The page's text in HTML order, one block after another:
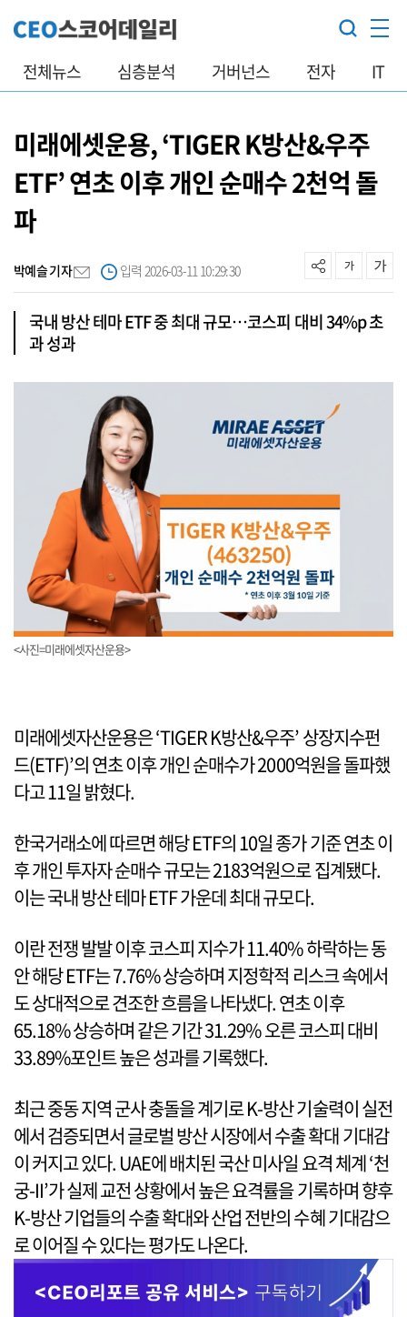
전체뉴스 심층분석 거버넌스 전자 IT
미래에셋운용, ‘TIGER K방산&우주
ETF’ 연초 이후 개인 순매수 2천억 돌
파
박예슬 기자 입력 2026-03-11 10:29:30
국내 방산 테마 ETF 중 최대 규모…코스피 대비 34%p 초
과 성과
<사진=미래에셋자산운용>
미래에셋자산운용은 ‘TIGER K방산&우주’ 상장지수펀
드(ETF)’의 연초 이후 개인 순매수가 2000억원을 돌파했
다고 11일 밝혔다.
한국거래소에 따르면 해당 ETF의 10일 종가 기준 연초 이
후 개인 투자자 순매수 규모는 2183억원으로 집계됐다.
이는 국내 방산 테마 ETF 가운데 최대 규모다.
이란 전쟁 발발 이후 코스피 지수가 11.40% 하락하는 동
안 해당 ETF는 7.76% 상승하며 지정학적 리스크 속에서
도 상대적으로 견조한 흐름을 나타냈다. 연초 이후
65.18% 상승하며 같은 기간 31.29% 오른 코스피 대비
33.89%포인트 높은 성과를 기록했다.
최근 중동 지역 군사 충돌을 계기로 K-방산 기술력이 실전
에서 검증되면서 글로벌 방산 시장에서 수출 확대 기대감
이 커지고 있다. UAE에 배치된 국산 미사일 요격 체계 ‘천
궁-II’가 실제 교전 상황에서 높은 요격률을 기록하며 향후
K-방산 기업들의 수출 확대와 산업 전반의 수혜 기대감으
로 이어질 수 있다는 평가도 나온다.